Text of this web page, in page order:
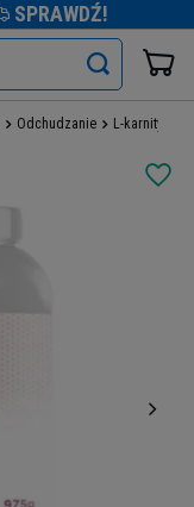
SPRAWDŹ!
Odchudzanie L-karnityna